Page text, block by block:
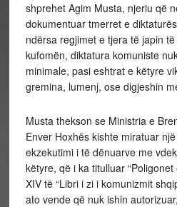
shprehet Agim Musta, njeriu që
dokumentuar tmerret e
ndërsa regjimet e tjera të japin
kufomën, diktatura komuniste
minimale, pasi eshtrat e këtyre
gremina, lumenj, ose digjeshin
Musta thekson se Ministria e
Enver Hoxhës kishte miratuar
ekzekutimi i të dënuarve me
këtyre, që i ka titulluar
XIV të “Libri i zi i komunizmit
ato vende që nuk ishin